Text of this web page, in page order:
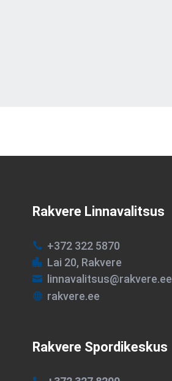
Rakvere Linnavalitsus
 +372 322 5870
 Lai 20, Rakvere
 linnavalitsus@rakvere.ee
 rakvere.ee
Rakvere Spordikeskus